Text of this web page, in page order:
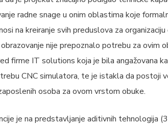
radne snage u onim oblastima koje
na kreiranje svih preduslova za
nije prepoznalo potrebu za ovim
firme IT solutions koja je bila angažovana
CNC simulatora, te je istakla da postoji
osoba za ovom vrstom obuke.
je na predstavljanje aditivnih tehnologija